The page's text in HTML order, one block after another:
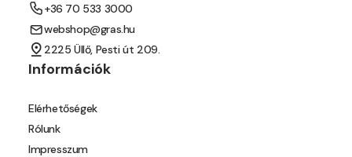
+36 70 533 3000
webshop@gras.hu
2225 Üllő, Pesti út 209.
Információk
Elérhetőségek
Rólunk
Impresszum